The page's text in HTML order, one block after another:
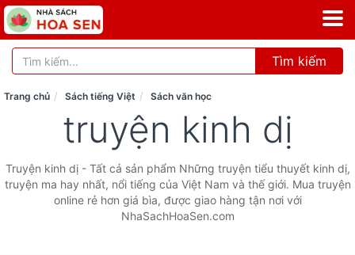
Tìm kiếm
Trang chủ Sách tiếng Việt Sách văn học
truyện kinh dị
Truyện kinh dị - Tất cả sản phẩm Những truyện tiểu thuyết kinh dị,
truyện ma hay nhất, nổi tiếng của Việt Nam và thế giới. Mua truyện
online rẻ hơn giá bìa, được giao hàng tận nơi với
NhaSachHoaSen.com